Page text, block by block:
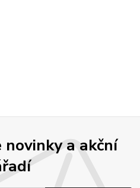
a akční